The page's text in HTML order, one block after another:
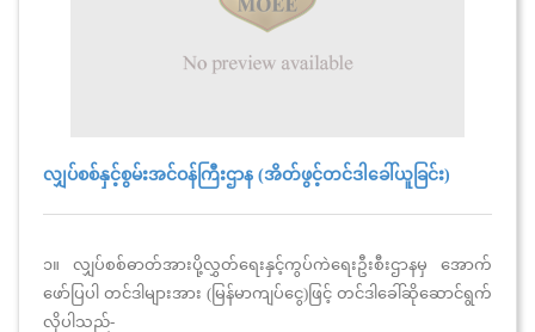
လျှပ်စစ်နှင့်စွမ်းအင်ဝန်ကြီးဌာန (အိတ်ဖွင့်တင်ဒါခေါ်ယူခြင်း)
၁။ လျှပ်စစ်ဓာတ်အားပို့လွှတ်ရေးနှင့်ကွပ်ကဲရေးဦးစီးဌာနမှ အောက်
ဖော်ပြပါ တင်ဒါများအား (မြန်မာကျပ်ငွေ)ဖြင့် တင်ဒါခေါ်ဆိုဆောင်ရွက်
လိုပါသည်-